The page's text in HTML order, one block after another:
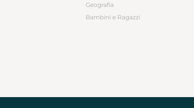
Geografia
Bambini e Ragazzi